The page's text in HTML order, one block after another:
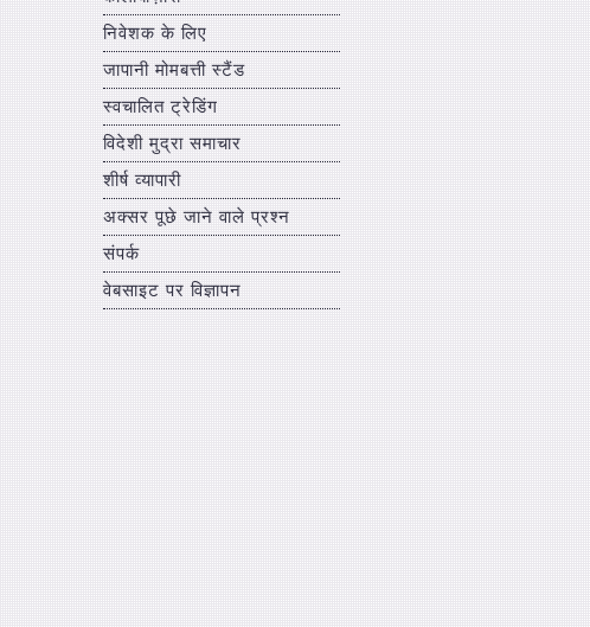
निवेशक के लिए
जापानी मोमबत्ती स्टैंड
स्वचालित ट्रेडिंग
विदेशी मुद्रा समाचार
शीर्ष व्यापारी
अक्सर पूछे जाने वाले प्रश्न
संपर्क
वेबसाइट पर विज्ञापन